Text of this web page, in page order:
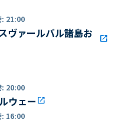
: 21:00
ヴァールバル諸島お
open_in_new
: 20:00
ウェー open_in_new
: 16:00